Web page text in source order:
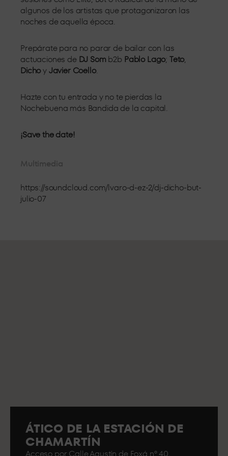
algunos de los artistas que protagonizaron las
noches de aquella época.
Prepárate para no parar de bailar con las
actuaciones de DJ Som b2b Pablo Lago; Teto,
DichoyJavier Coello.
Hazte con tu entrada y no te pierdas la
Nochebuena más Bandida de la capital.
¡Save the date!
https://soundcloud.com/lvaro-d-ez-2/dj-dicho-but-
julio-07
ÁTICO DE LA ESTACIÓN DE
CHAMARTÍN